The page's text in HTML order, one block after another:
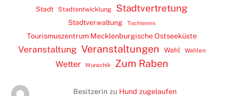
Stadt Stadtentwicklung Stadtvertretung
Stadtverwaltung Tischtennis
Tourismuszentrum Mecklenburgische Ostseeküste
Veranstaltung Veranstaltungen Wahl Wahlen
Wetter Wunschik Zum Raben
Besitzerinzu Hund zugelaufen